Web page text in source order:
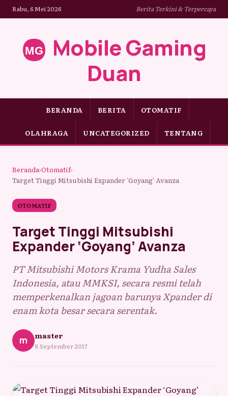
Rabu, 6 Mei 2026 Berita Terkini & Terpercaya
Mobile Gaming
Duan
BERANDA BERITA OTOMATIF
OLAHRAGA UNCATEGORIZED TENTANG
Beranda›Otomatif›
Target Tinggi Mitsubishi Expander ‘Goyang’ Avanza
OTOMATIF
Target Tinggi Mitsubishi
Expander ‘Goyang’ Avanza
PT Mitsubishi Motors Krama Yudha Sales
Indonesia, atau MMKSI, secara resmi telah
memperkenalkan jagoan barunya Xpander di
enam kota besar secara serentak.
m master
8 September 2017